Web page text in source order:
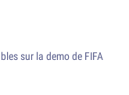
sur la demo de FIFA